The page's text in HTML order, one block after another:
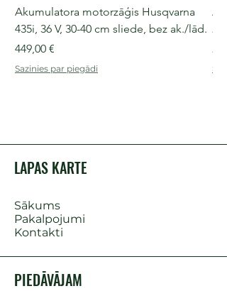
Akumulatora motorzāģis Husqvarna
435i, 36 V, 30-40 cm sliede, bez ak./lād.
Cena
449,00 €
Sazinies par piegādi
LAPAS KARTE
Sākums
Pakalpojumi
Kontakti
PIEDĀVĀJAM